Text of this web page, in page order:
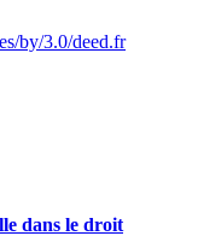
by/3.0/deed.fr
dans le droit